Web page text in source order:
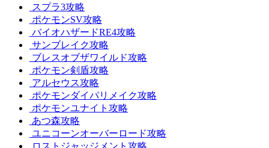
スプラ3攻略
ポケモンSV攻略
バイオハザードRE4攻略
サンブレイク攻略
ブレスオブザワイルド攻略
ポケモン剣盾攻略
アルセウス攻略
ポケモンダイパリメイク攻略
ポケモンユナイト攻略
あつ森攻略
ユニコーンオーバーロード攻略
ロストジャッジメント攻略